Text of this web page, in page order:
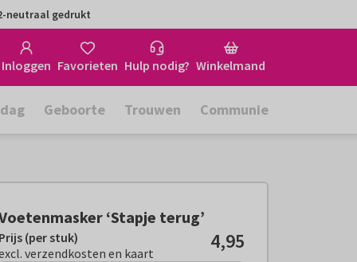
neutraal gedrukt
Inloggen Favorieten Hulp nodig? Winkelmand
Geboorte Trouwen Communie
‘Stapje terug’
Prijs (per stuk): excl. verzendkosten en kaart
Prijs (per stuk)
verzendkosten en kaart
4,95